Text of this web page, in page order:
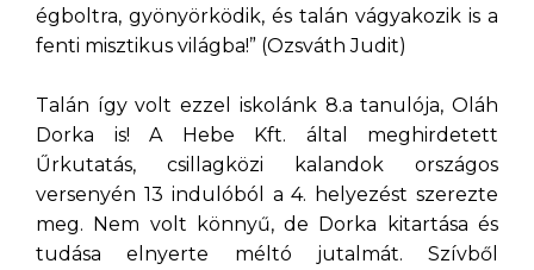
égboltra, gyönyörködik, és talán vágyakozik is a
fenti misztikus világba!” (Ozsváth Judit)
Talán így volt ezzel iskolánk 8.a tanulója, Oláh
Dorka is! A Hebe Kft. által meghirdetett
Űrkutatás, csillagközi kalandok országos
versenyén 13 indulóból a 4. helyezést szerezte
meg. Nem volt könnyű, de Dorka kitartása és
tudása elnyerte méltó jutalmát. Szívből